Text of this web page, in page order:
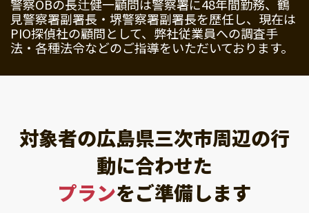
警察OBの長辻健一顧問は警察署に48年間勤務、鶴
見警察署副署長・堺警察署副署長を歴任し、現在は
PIO探偵社の顧問として、弊社従業員への調査手
法・各種法令などのご指導をいただいております。
対象者の広島県三次市周辺の行
動に合わせた
プランをご準備します